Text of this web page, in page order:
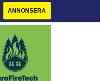
ANNONSERA